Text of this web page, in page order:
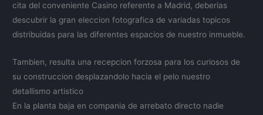
cita del conveniente Casino referente a Madrid, deberias
descubrir la gran eleccion fotografica de variadas topicos
distribuidas para las diferentes espacios de nuestro inmueble.
Tambien, resulta una recepcion forzosa para los curiosos de
su construccion desplazandolo hacia el pelo nuestro
detallismo artistico
En la planta baja en compania de arrebato directo nadie